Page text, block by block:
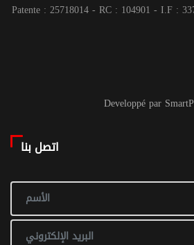
Patente : 25718014 - RC : 104901 - I.F :
Developpé par
اتصل بنا